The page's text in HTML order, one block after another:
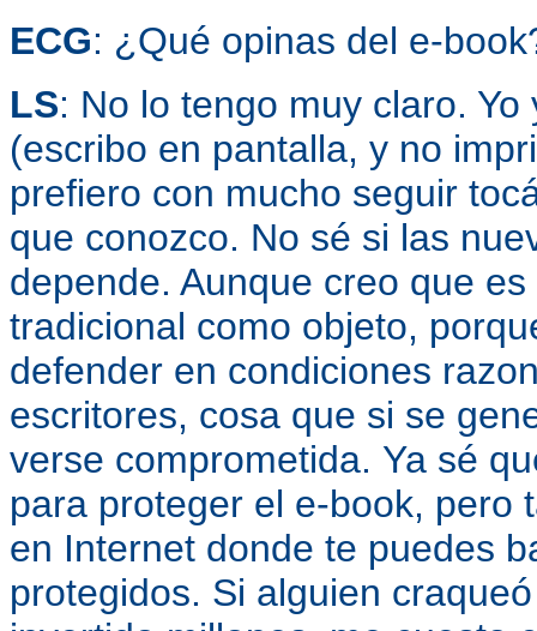
ECG: ¿Qué opinas del e-
LS: No lo tengo muy claro.
(escribo en pantalla, y no
prefiero con mucho seguir
que conozco. No sé si las
depende. Aunque creo que
tradicional como objeto,
defender en condiciones
escritores, cosa que si se
verse comprometida. Ya sé
para proteger el e-book, pero
en Internet donde te puedes
protegidos. Si alguien